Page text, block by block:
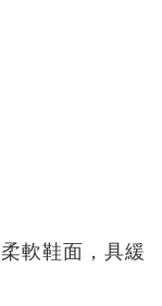
軟鞋面，具緩